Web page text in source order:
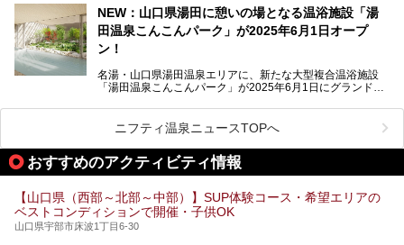
ス方法も紹介します！
親しまれています。
日帰り入浴も可能ですが、その真価を存分に満喫するならば
宿泊がベスト。今回は、知られざるその理由を詳細解説。温
泉ファンなら一度は行ってみたい炭酸泉の名湯を、存分にご
紹介します！
NEW：山口県湯田に憩いの場となる温浴施設「湯
田温泉こんこんパーク」が2025年6月1日オープ
ン！
名湯・山口県湯田温泉エリアに、新たな大型複合温浴施設
「湯田温泉こんこんパーク」が2025年6月1日にグランドオ
総工費はなんと約42億円。温泉だけでなく、交流できる施
設として整備され、まさに“温泉のテーマパーク”のようなス
ポットです。今回は、その魅力を3つの注目ポイントに分け
てご紹介します。
ニフティ温泉ニュースTOPへ
おすすめのアクティビティ情報
【山口県（西部～北部～中部）】SUP体験コース・希望エリアの
ベストコンディションで開催・子供OK
山口県宇部市床波1丁目6-30